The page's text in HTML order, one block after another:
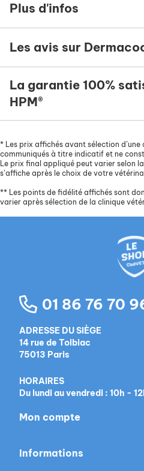
Plus d'infos
Les avis sur
La garantie 100%
HPM®
* Les prix affichés avant sélection
communiqués à titre indicatif et ne
Le prix final appliqué peut varier selon
s’affiche après le choix de votre
** Les points de fidélité affichés sont
varier après sélection de la clinique
01 86 76 70
ADRESSE DU SIÈGE
14 rue de Tolbiac
75013 Paris
HORAIRES
Du lundi au vendredi : 10h -
Mon compte
Informations